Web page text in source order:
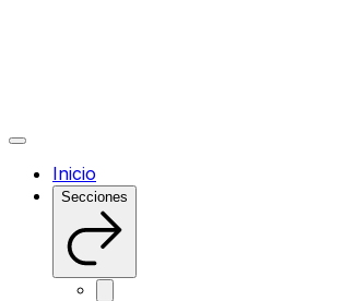
Inicio
Secciones